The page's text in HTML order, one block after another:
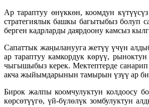
Ар тараптуу өнүккөн, коомдун
стратегиялык башкы багытыбыз болуп
берген кадрларды даярдоону камсыз
Сапаттык жаңыланууга жетүү үчүн
ар тараптуу камкордук көрүү,
чыгышыбыз керек. Мектептерде санарип
акча жыйымдарынын тамырын үзүү ар
Бирок жалпы коомчулуктун колдоосу
көрсөтүүгө, үй-бүлөлүк зомбулуктун